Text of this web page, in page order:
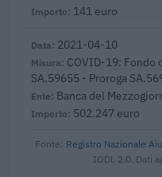
141 euro
2021-04-10
COVID-19: Fondo
SA.59655 - Proroga
Banca del
502.247 euro
Fonte: Registro Nazionale
IODL 2.0. Dati